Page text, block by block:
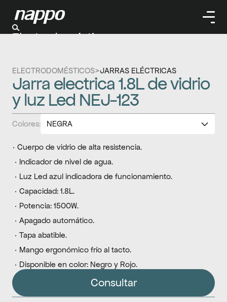
ELECTRODOMÉSTICOS>JARRAS ELÉCTRICAS
Jarra electrica 1.8L de vidrio
y luz Led NEJ-123
Colores:
NEGRA
· Cuerpo de vidrio de alta resistencia.
· Indicador de nivel de agua.
· Luz Led azul indicadora de funcionamiento.
· Capacidad: 1.8L.
· Potencia: 1500W.
· Apagado automático.
· Tapa abatible.
· Mango ergonómico frío al tacto.
· Disponible en color: Negro y Rojo.
Consultar
Electrodomésticos
Limpieza
Herramientas
Climatizaación